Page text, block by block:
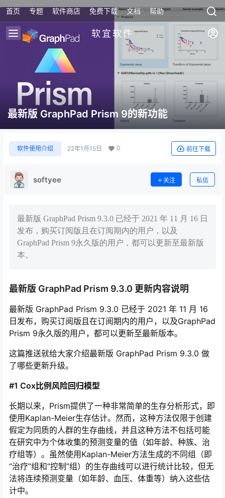
首页 专题 软件商店 免费下载 文档 帮助
软宜软件
最新版 GraphPad Prism 9的新功能
软件使用介绍 22年1月15日 0 前往下载
softyee 关注 私信
最新版 GraphPad Prism 9.3.0 已经于 2021 年 11 月 16 日
发布，购买订阅版且在订阅期内的用户，以及
GraphPad Prism 9永久版的用户，都可以更新至最新版
本。
最新版 GraphPad Prism 9.3.0 更新内容说明
最新版 GraphPad Prism 9.3.0 已经于 2021 年 11 月 16
日发布，购买订阅版且在订阅期内的用户，以及GraphPad
Prism 9永久版的用户，都可以更新至最新版本。
这篇推送就给大家介绍最新版 GraphPad Prism 9.3.0 做
了哪些更新升级。
#1 Cox比例风险回归模型
长期以来，Prism提供了一种非常简单的生存分析形式，即
使用Kaplan-Meier生存估计。然而，这种方法仅限于创建
假定为同质的人群的生存曲线，并且这种方法不包括可能
在研究中为个体收集的预测变量的值（如年龄、种族、治
疗组等）。虽然使用Kaplan-Meier方法生成的不同组（即
“治疗”组和“控制”组）的生存曲线可以进行统计比较，但无
法将连续预测变量（如年龄、血压、体重等）纳入这些估
计中。